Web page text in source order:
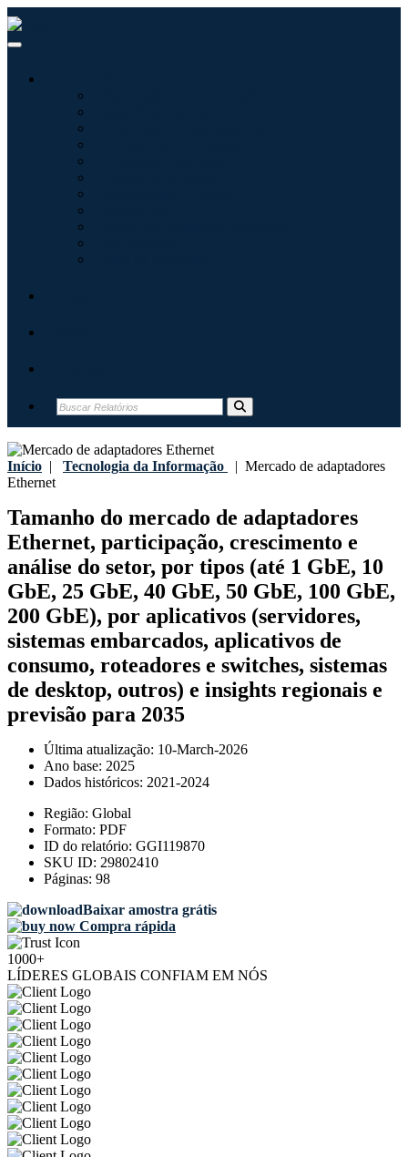
Início | Tecnologia da Informação | Mercado de adaptadores
Ethernet
Tamanho do mercado de adaptadores
Ethernet, participação, crescimento e
análise do setor, por tipos (até 1 GbE, 10
GbE, 25 GbE, 40 GbE, 50 GbE, 100 GbE,
200 GbE), por aplicativos (servidores,
sistemas embarcados, aplicativos de
consumo, roteadores e switches, sistemas
de desktop, outros) e insights regionais e
previsão para 2035
Última atualização: 10-March-2026
Ano base: 2025
Dados históricos: 2021-2024
Região: Global
Formato: PDF
ID do relatório: GGI119870
SKU ID: 29802410
Páginas: 98
Baixar amostra grátis
Compra rápida
1000+
LÍDERES GLOBAIS CONFIAM EM NÓS